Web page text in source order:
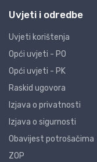
Uvjeti i odredbe
Uvjeti korištenja
Opći uvjeti - PO
Opći uvjeti - PK
Raskid ugovora
Izjava o privatnosti
Izjava o sigurnosti
Obavijest potrošačima
ZOP